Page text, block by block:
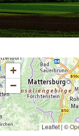
+
−
Leaflet | ©